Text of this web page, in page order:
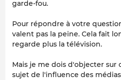
garde-fou.
Pour répondre à votre
valent pas la peine. Cela fait
regarde plus la télévision.
Mais je me dois d'objecter sur
sujet de l'influence des